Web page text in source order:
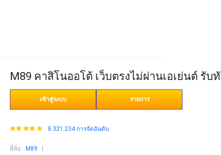
M89 คาสิโนออโต้ เว็บตรงไม่ผ่านเอเย่นต์ รั
เข้าสู่ระบบ รายการ
8.321.234 การจัดอันดับ
ยี่ห้อ: M89